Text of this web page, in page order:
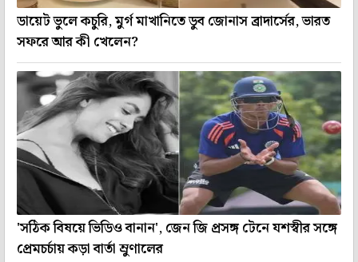
ডায়েট ভুলে কচুরি, মুর্গ মাখানিতে ডুব জোনাস ব্রাদার্সের, ভারত
সফরে আর কী খেলেন?
'সঠিক বিষয়ে ভিডিও বানান', জেন জি প্রসঙ্গ টেনে যশস্বীর সঙ্গে
প্রেমচর্চায় কড়া বার্তা ম্রুণালের